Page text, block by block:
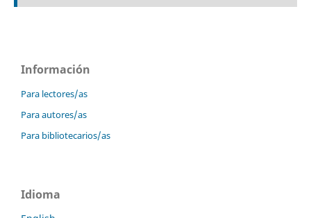
Información
Para lectores/as
Para autores/as
Para bibliotecarios/as
Idioma